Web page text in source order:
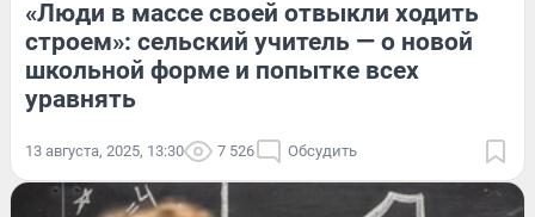
«Люди в массе своей отвыкли ходить
строем»: сельский учитель — о новой
школьной форме и попытке всех
уравнять
13 августа, 2025, 13:30 7 526 Обсудить